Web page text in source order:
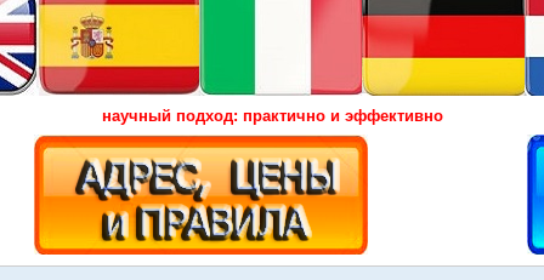
научный подход: практично и эффективно